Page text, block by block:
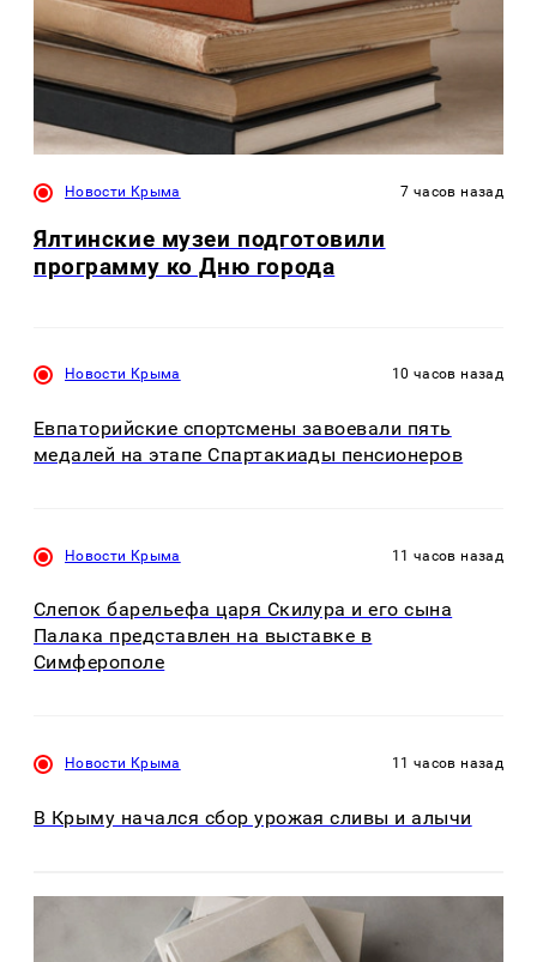
Новости Крыма 7 часов назад
Ялтинские музеи подготовили
программу ко Дню города
Новости Крыма 10 часов назад
Евпаторийские спортсмены завоевали пять
медалей на этапе Спартакиады пенсионеров
Новости Крыма 11 часов назад
Слепок барельефа царя Скилура и его сына
Палака представлен на выставке в
Симферополе
Новости Крыма 11 часов назад
В Крыму начался сбор урожая сливы и алычи